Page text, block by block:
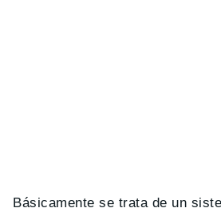
Básicamente se trata de un